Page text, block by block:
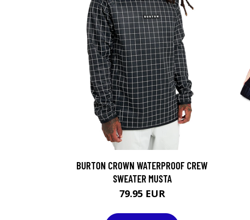
BURTON CROWN WATERPROOF CREW
SWEATER MUSTA
79.95 EUR